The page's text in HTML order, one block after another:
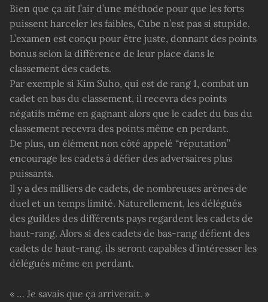
Bien que ça ait l’air d’une méthode pour que les forts
puissent harceler les faibles, Cube n’est pas si stupide.
L’examen est conçu pour être juste, donnant des points
bonus selon la différence de leur place dans le
classement des cadets.
Par exemple si Kim Suho, qui est de rang 1, combat un
cadet en bas du classement, il recevra des points
négatifs même en gagnant alors que le cadet du bas du
classement recevra des points même en perdant.
De plus, un élément non côté appelé “réputation”
encourage les cadets à défier des adversaires plus
puissants.
Il y a des milliers de cadets, de nombreuses arènes de
duel et un temps limité. Naturellement, les délégués
des guildes des différents pays regardent les cadets de
haut-rang. Alors si des cadets de bas-rang défient des
cadets de haut-rang, ils seront capables d’intéresser les
délégués même en perdant.
« … Je savais que ça arriverait. »